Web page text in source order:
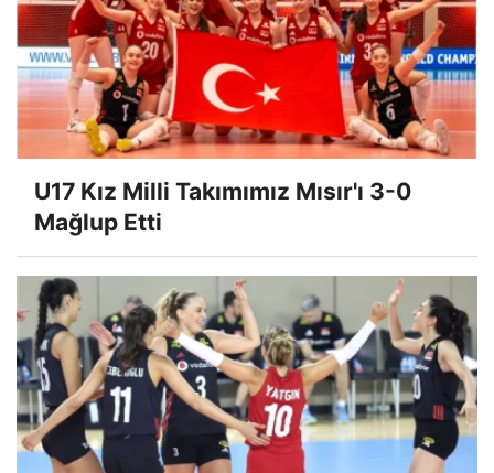
U17 Kız Milli Takımımız Mısır'ı 3-0
Mağlup Etti